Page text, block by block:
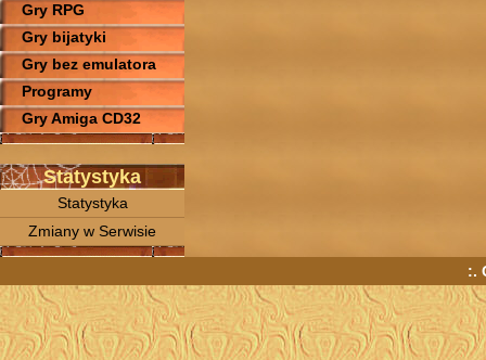
Gry RPG
Gry bijatyki
Gry bez emulatora
Programy
Gry Amiga CD32
Statystyka
Statystyka
Zmiany w Serwisie
:.